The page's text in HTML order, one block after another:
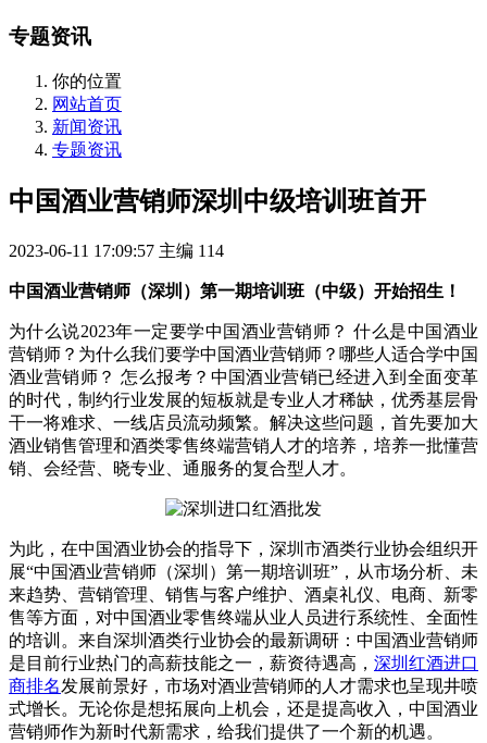
专题资讯
你的位置
网站首页
新闻资讯
专题资讯
中国酒业营销师深圳中级培训班首开
2023-06-11 17:09:57 主编 114
中国酒业营销师（深圳）第一期培训班（中级）开始招生！
为什么说2023年一定要学中国酒业营销师？ 什么是中国酒业
营销师？为什么我们要学中国酒业营销师？哪些人适合学中国
酒业营销师？ 怎么报考？中国酒业营销已经进入到全面变革
的时代，制约行业发展的短板就是专业人才稀缺，优秀基层骨
干一将难求、一线店员流动频繁。解决这些问题，首先要加大
酒业销售管理和酒类零售终端营销人才的培养，培养一批懂营
销、会经营、晓专业、通服务的复合型人才。
为此，在中国酒业协会的指导下，深圳市酒类行业协会组织开
展“中国酒业营销师（深圳）第一期培训班”，从市场分析、未
来趋势、营销管理、销售与客户维护、酒桌礼仪、电商、新零
售等方面，对中国酒业零售终端从业人员进行系统性、全面性
的培训。来自深圳酒类行业协会的最新调研：中国酒业营销师
是目前行业热门的⾼薪技能之⼀，薪资待遇高， 深圳红酒进口
商排名发展前景好，市场对酒业营销师的人才需求也呈现井喷
式增长。无论你是想拓展向上机会，还是提高收入，中国酒业
营销师作为新时代新需求，给我们提供了一个新的机遇。